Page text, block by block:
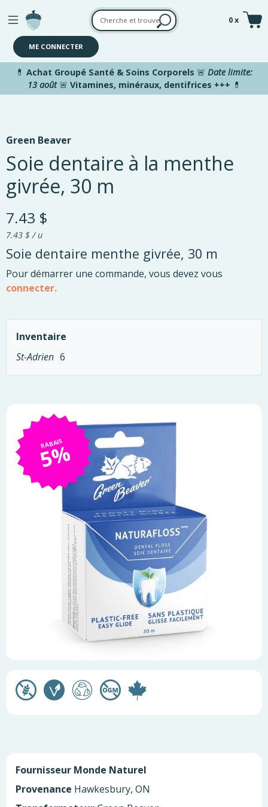
Aller au contenu principal
0 x
ME CONNECTER
💊 Achat Groupé Santé & Soins Corporels 🚨 Date limite:
13 août🚨 Vitamines, minéraux, dentifrices +++ 💊
Green Beaver
Soie dentaire à la menthe
givrée, 30 m
7.43 $
7.43 $ / u
Soie dentaire menthe givrée, 30 m
Pour démarrer une commande, vous devez vous
connecter.
Inventaire
St-Adrien 6
RABAIS
5%
Fournisseur Monde Naturel
Provenance Hawkesbury, ON